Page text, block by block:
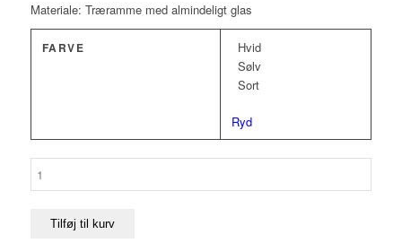
Materiale: Træramme med almindeligt glas
FARVE
Hvid
Sølv
Sort
Ryd
Fotoramme
Tilføj til kurv